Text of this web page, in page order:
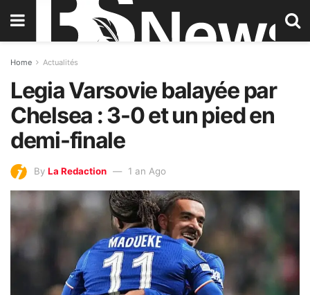
Home Actualités
Legia Varsovie balayée par
Chelsea : 3-0 et un pied en
demi-finale
By La Redaction 1 an Ago